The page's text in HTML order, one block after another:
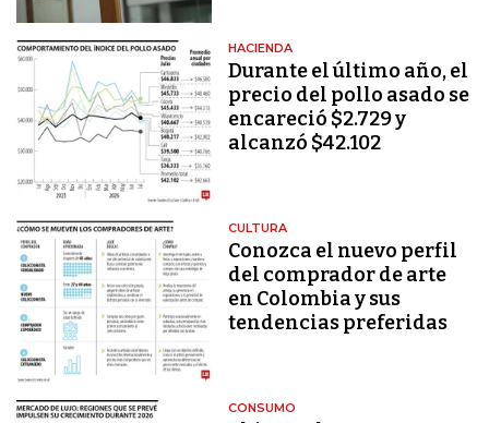
HACIENDA
Durante el último año, el
precio del pollo asado se
encareció $2.729 y
alcanzó $42.102
CULTURA
Conozca el nuevo perfil
del comprador de arte
en Colombia y sus
tendencias preferidas
CONSUMO